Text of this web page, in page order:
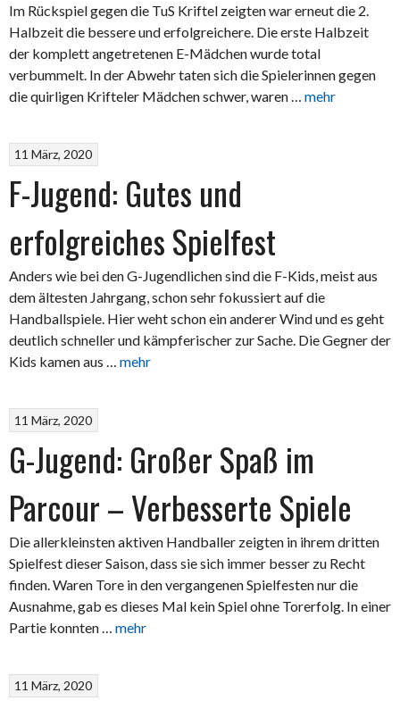
Im Rückspiel gegen die TuS Kriftel zeigten war erneut die 2.
Halbzeit die bessere und erfolgreichere. Die erste Halbzeit
der komplett angetretenen E-Mädchen wurde total
verbummelt. In der Abwehr taten sich die Spielerinnen gegen
die quirligen Krifteler Mädchen schwer, waren … mehr
11 März, 2020
F-Jugend: Gutes und
erfolgreiches Spielfest
Anders wie bei den G-Jugendlichen sind die F-Kids, meist aus
dem ältesten Jahrgang, schon sehr fokussiert auf die
Handballspiele. Hier weht schon ein anderer Wind und es geht
deutlich schneller und kämpferischer zur Sache. Die Gegner der
Kids kamen aus … mehr
11 März, 2020
G-Jugend: Großer Spaß im
Parcour – Verbesserte Spiele
Die allerkleinsten aktiven Handballer zeigten in ihrem dritten
Spielfest dieser Saison, dass sie sich immer besser zu Recht
finden. Waren Tore in den vergangenen Spielfesten nur die
Ausnahme, gab es dieses Mal kein Spiel ohne Torerfolg. In einer
Partie konnten … mehr
11 März, 2020